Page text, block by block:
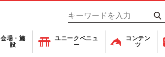
会場・施
設
ユニークベニュ
ー
コンテン
ツ